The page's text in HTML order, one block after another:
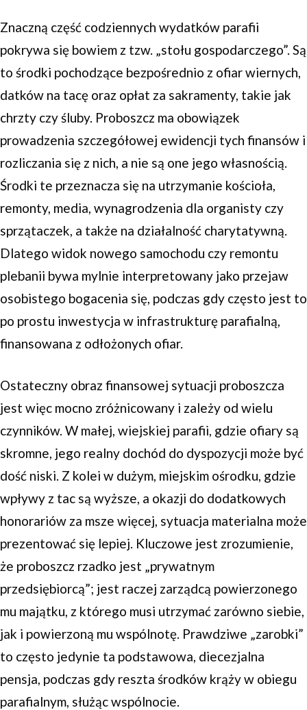
Znaczną część codziennych wydatków parafii
pokrywa się bowiem z tzw. „stołu gospodarczego”. Są
to środki pochodzące bezpośrednio z ofiar wiernych,
datków na tacę oraz opłat za sakramenty, takie jak
chrzty czy śluby. Proboszcz ma obowiązek
prowadzenia szczegółowej ewidencji tych finansów i
rozliczania się z nich, a nie są one jego własnością.
Środki te przeznacza się na utrzymanie kościoła,
remonty, media, wynagrodzenia dla organisty czy
sprzątaczek, a także na działalność charytatywną.
Dlatego widok nowego samochodu czy remontu
plebanii bywa mylnie interpretowany jako przejaw
osobistego bogacenia się, podczas gdy często jest to
po prostu inwestycja w infrastrukturę parafialną,
finansowana z odłożonych ofiar.
Ostateczny obraz finansowej sytuacji proboszcza
jest więc mocno zróżnicowany i zależy od wielu
czynników. W małej, wiejskiej parafii, gdzie ofiary są
skromne, jego realny dochód do dyspozycji może być
dość niski. Z kolei w dużym, miejskim ośrodku, gdzie
wpływy z tac są wyższe, a okazji do dodatkowych
honorariów za msze więcej, sytuacja materialna może
prezentować się lepiej. Kluczowe jest zrozumienie,
że proboszcz rzadko jest „prywatnym
przedsiębiorcą”; jest raczej zarządcą powierzonego
mu majątku, z którego musi utrzymać zarówno siebie,
jak i powierzoną mu wspólnotę. Prawdziwe „zarobki”
to często jedynie ta podstawowa, diecezjalna
pensja, podczas gdy reszta środków krąży w obiegu
parafialnym, służąc wspólnocie.